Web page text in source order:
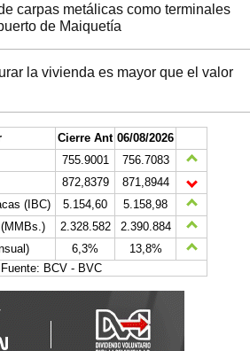
carpas metálicas como terminales
de Maiquetía
la vivienda es mayor que el valor
Cierre Ant 06/08/2026
755.9001
756.7083
872,8379
871,8944
(IBC)
5.154,60
5.158,98
(MMBs.)
2.328.582
2.390.884
6,3%
13,8%
Fuente: BCV - BVC